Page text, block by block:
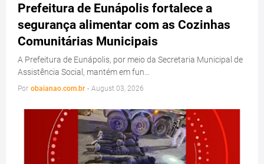
Prefeitura de Eunápolis fortalece a
segurança alimentar com as Cozinhas
Comunitárias Municipais
A Prefeitura de Eunápolis, por meio da Secretaria Municipal de
Assistência Social, mantém em fun…
Por obaianao.com.br - August 03, 2026